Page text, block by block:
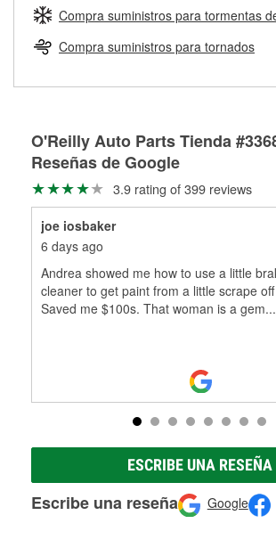
Más información sobre el Programa de
Herramientas de O'Reilly
medirán tus tambores o discos para
ser rectificados con seguridad. Si tus
pueden ser reutilizados, podemos ayudarte
partes de reemplazo correctas para tu
Rectificación de tambores y discos de
Compra suministros para tormentas
Compra suministros para tornados
O'Reilly Auto Parts Tienda
Reseñas de Google
3.9 rating of 399 reviews
joe iosbaker
6 days ago
Andrea showed me how to use a little
cleaner to get paint from a little scrape
Saved me $100s. That woman is a gem...
ESCRIBE UNA RESEÑA
Escribe una reseña Google